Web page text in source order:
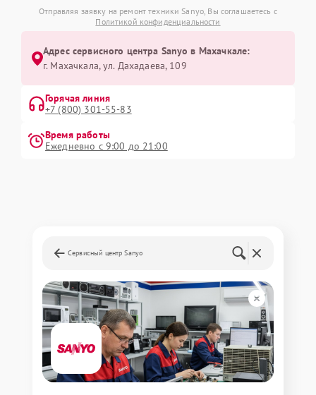
Отправляя заявку на ремонт техники Sanyo, Вы соглашаетесь с
Политикой конфиденциальности
Адрес сервисного центра Sanyo в Махачкале:
г. Махачкала, ул. Дахадаева, 109
Горячая линия
+7 (800) 301-55-83
Время работы
Ежедневно с 9:00 до 21:00
Сервисный центр Sanyo